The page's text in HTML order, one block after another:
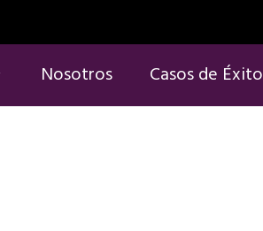
Nosotros Casos de Éxito